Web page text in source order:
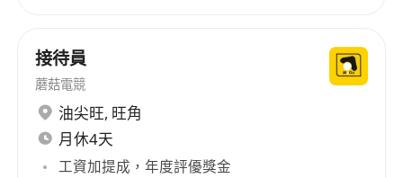
接待員
蘑菇電競
油尖旺, 旺角
月休4天
工資加提成，年度評優獎金